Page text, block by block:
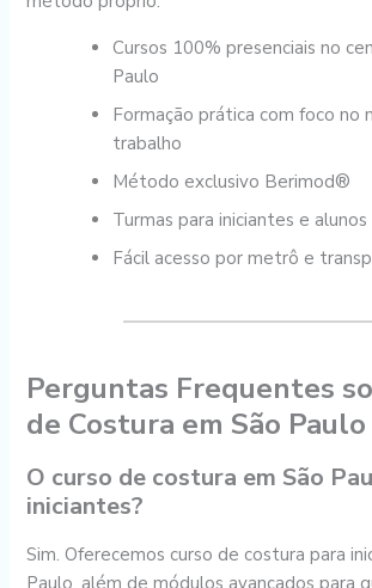
Cursos 100% presenciais no
Paulo
Formação prática com foco no
trabalho
Método exclusivo Berimod®
Turmas para iniciantes e alunos
Fácil acesso por metrô e
Perguntas Frequentes
de Costura em São Paulo
O curso de costura em São
iniciantes?
Sim. Oferecemos curso de costura para
Paulo, além de módulos avançados para